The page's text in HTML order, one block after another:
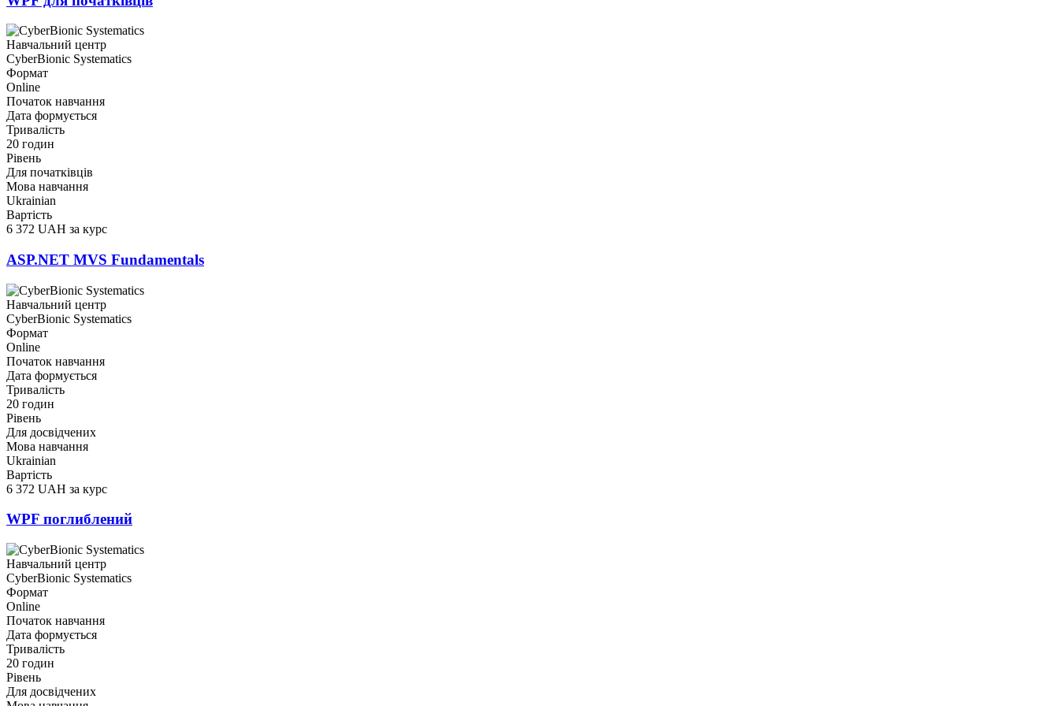
Навчальний центр
CyberBionic Systematics
Формат
Online
Початок навчання
Дата формується
Тривалість
20 годин
Рівень
Для початківців
Мова навчання
Ukrainian
Вартість
6 372 UAH за курс
ASP.NET MVS Fundamentals
Навчальний центр
CyberBionic Systematics
Формат
Online
Початок навчання
Дата формується
Тривалість
20 годин
Рівень
Для досвідчених
Мова навчання
Ukrainian
Вартість
6 372 UAH за курс
WPF поглиблений
Навчальний центр
CyberBionic Systematics
Формат
Online
Початок навчання
Дата формується
Тривалість
20 годин
Рівень
Для досвідчених